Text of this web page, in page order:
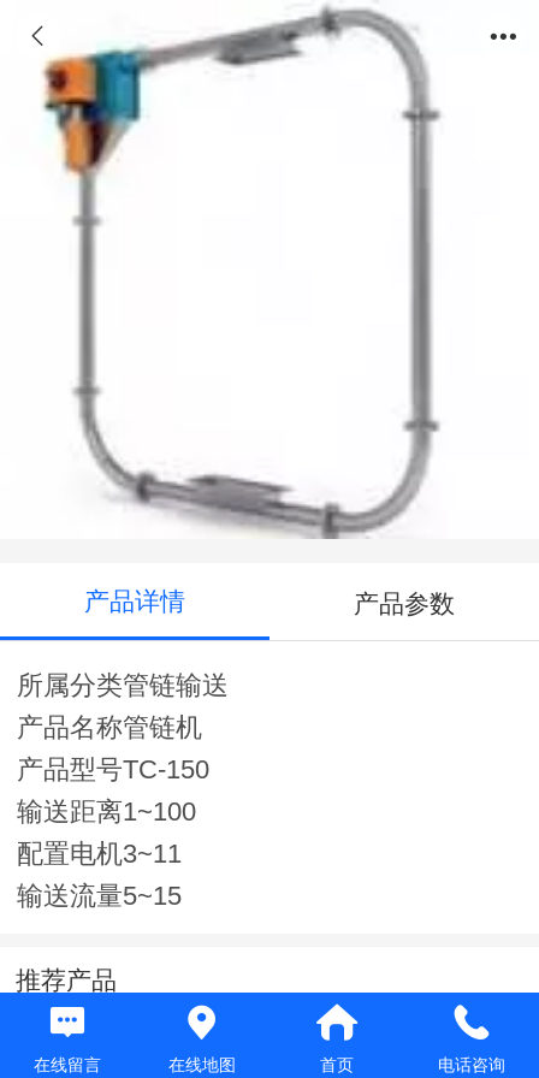
TC-150型管链机输送设备
产品详情 产品参数
所属分类管链输送
产品名称管链机
产品型号TC-150
输送距离1~100
配置电机3~11
输送流量5~15
推荐产品
在线留言 在线地图 首页 电话咨询